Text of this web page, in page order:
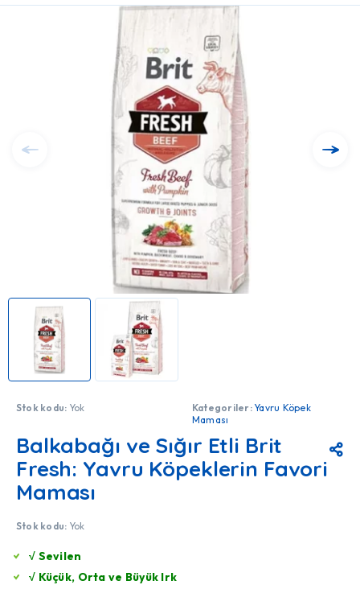
Stok kodu: Yok Kategoriler: Yavru Köpek
Maması
Balkabağı ve Sığır Etli Brit
Fresh: Yavru Köpeklerin Favori
Maması
Stok kodu: Yok
√ Sevilen
√ Küçük, Orta ve Büyük Irk